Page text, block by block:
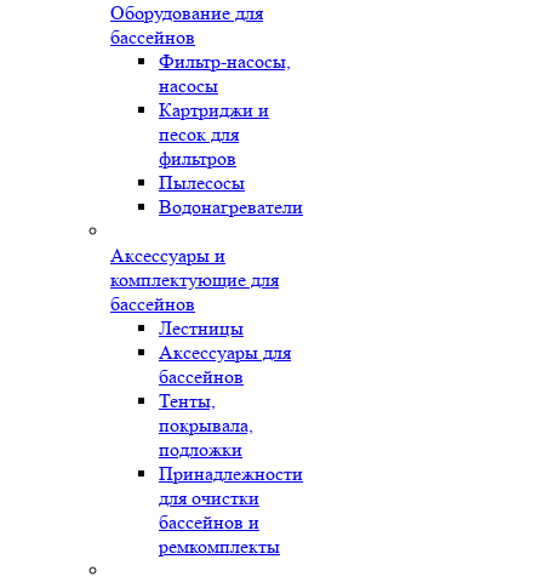
Оборудование для
бассейнов
Фильтр-насосы,
насосы
Картриджи и
песок для
фильтров
Пылесосы
Водонагреватели
Аксессуары и
комплектующие для
бассейнов
Лестницы
Аксессуары для
бассейнов
Тенты,
покрывала,
подложки
Принадлежности
для очистки
бассейнов и
ремкомплекты